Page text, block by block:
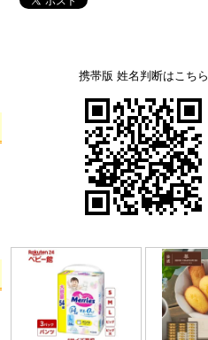
携帯版 姓名判断はこちら